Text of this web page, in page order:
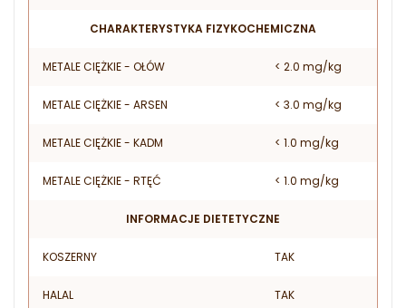
CHARAKTERYSTYKA FIZYKOCHEMICZNA
METALE CIĘŻKIE - OŁÓW < 2.0 mg/kg
METALE CIĘŻKIE - ARSEN < 3.0 mg/kg
METALE CIĘŻKIE - KADM < 1.0 mg/kg
METALE CIĘŻKIE - RTĘĆ < 1.0 mg/kg
INFORMACJE DIETETYCZNE
KOSZERNY TAK
HALAL TAK